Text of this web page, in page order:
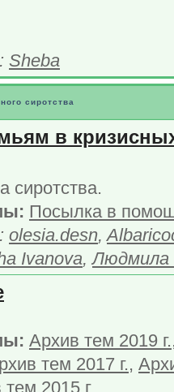
Sheba
сиротства
в
сиротства.
Посылка в
olesia.desn,
Ivanova,Людмила
Архив тем 2019 г.
тем 2017 г.,
2015 г.